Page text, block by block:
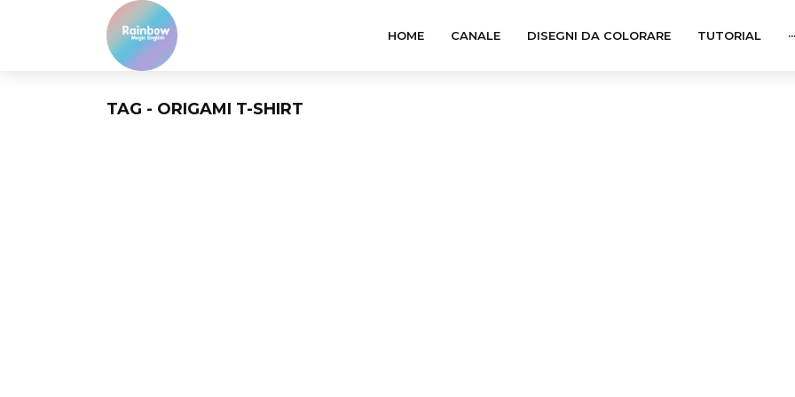
HOME CANALE DISEGNI DA COLORARE TUTORIAL ···
TAG - ORIGAMI T-SHIRT